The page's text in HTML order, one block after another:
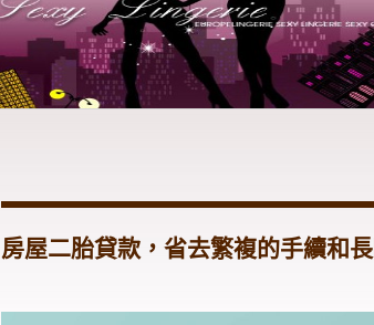
房屋二胎貸款，省去繁複的手續和